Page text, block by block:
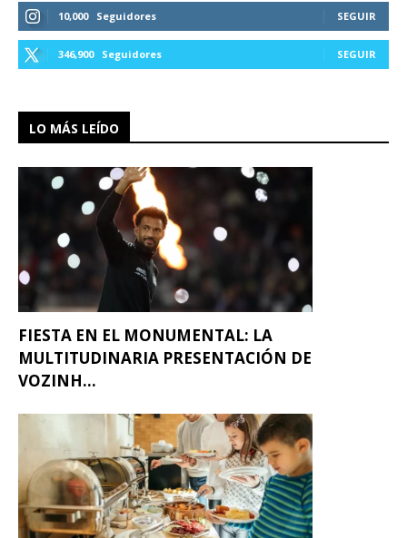
10,000 Seguidores SEGUIR
346,900 Seguidores SEGUIR
LO MÁS LEÍDO
FIESTA EN EL MONUMENTAL: LA
MULTITUDINARIA PRESENTACIÓN DE
VOZINH...